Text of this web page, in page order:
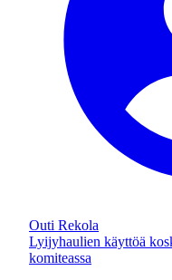
Outi Rekola
Lyijyhaulien käyttöä
komiteassa